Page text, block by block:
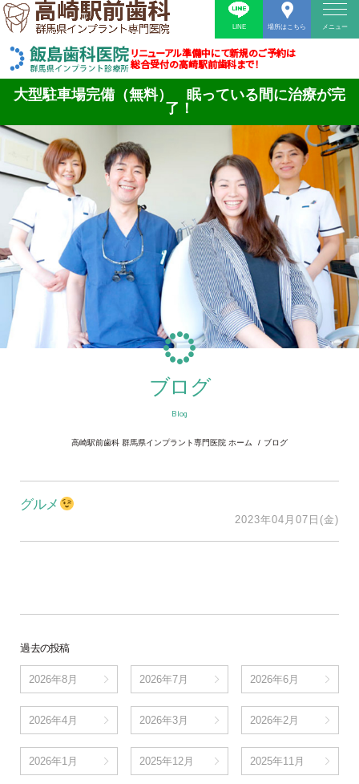
LINE 場所はこちら メニュー
リニューアル準備中にて新規のご予約は
総合受付の高崎駅前歯科まで！
大型駐車場完備（無料） 眠っている間に治療が完
了！
ブログ
Blog
高崎駅前歯科 群馬県インプラント専門医院 ホーム ブログ
グルメ
2023年04月07日(金)
過去の投稿
2026年8月 2026年7月 2026年6月
2026年4月 2026年3月 2026年2月
2026年1月 2025年12月 2025年11月